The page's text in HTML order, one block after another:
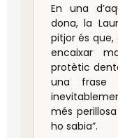
En una
dona, la
pitjor és
encaixar
protètic
una frase
més
ho sabia”.